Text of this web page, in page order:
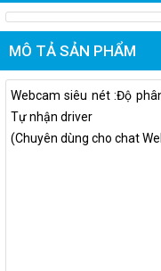
MÔ TẢ SẢN PHẨM
Webcam siêu nét :Độ
Tự nhận driver
(Chuyên dùng cho chat